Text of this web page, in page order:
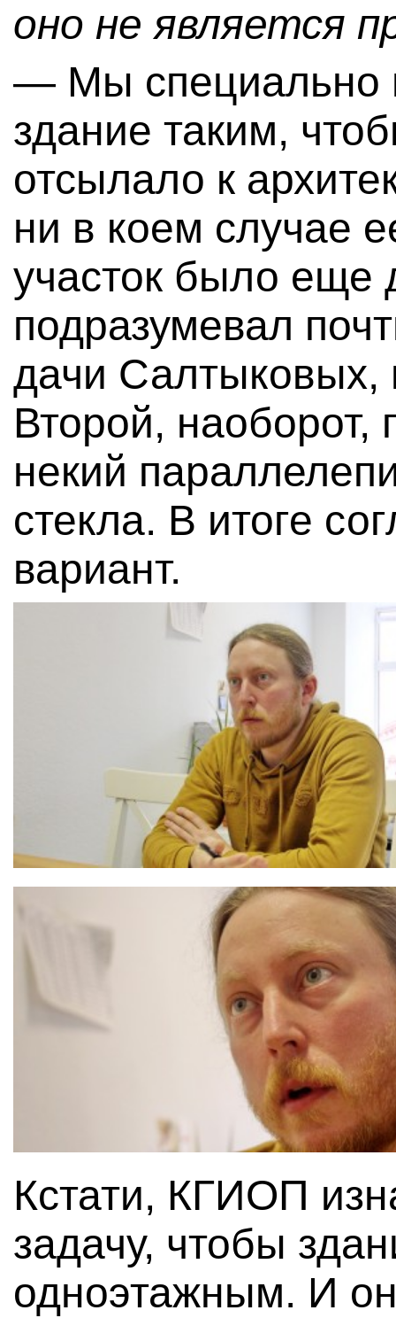
оно не является
— Мы специально
здание таким,
отсылало к
ни в коем случае
участок было еще
подразумевал
дачи Салтыковых,
Второй, наоборот,
некий
стекла. В итоге
вариант.
Кстати, КГИОП
задачу, чтобы
одноэтажным. И